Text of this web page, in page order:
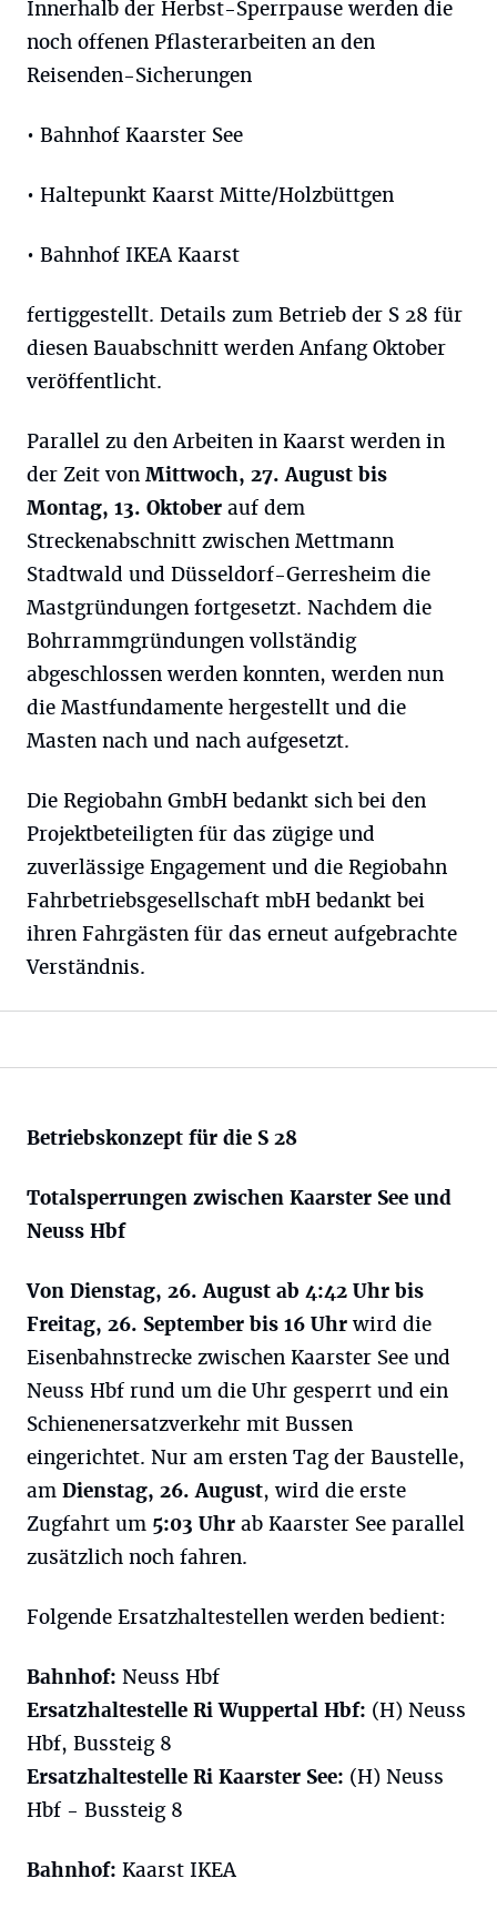
Innerhalb der Herbst-Sperrpause werden die
noch offenen Pflasterarbeiten an den
Reisenden-Sicherungen
• Bahnhof Kaarster See
• Haltepunkt Kaarst Mitte/Holzbüttgen
• Bahnhof IKEA Kaarst
fertiggestellt. Details zum Betrieb der S 28 für
diesen Bauabschnitt werden Anfang Oktober
veröffentlicht.
Parallel zu den Arbeiten in Kaarst werden in
der Zeit von Mittwoch, 27. August bis
Montag, 13. Oktober auf dem
Streckenabschnitt zwischen Mettmann
Stadtwald und Düsseldorf-Gerresheim die
Mastgründungen fortgesetzt. Nachdem die
Bohrrammgründungen vollständig
abgeschlossen werden konnten, werden nun
die Mastfundamente hergestellt und die
Masten nach und nach aufgesetzt.
Die Regiobahn GmbH bedankt sich bei den
Projektbeteiligten für das zügige und
zuverlässige Engagement und die Regiobahn
Fahrbetriebsgesellschaft mbH bedankt bei
ihren Fahrgästen für das erneut aufgebrachte
Verständnis.
Betriebskonzept für die S 28
Totalsperrungen zwischen Kaarster See und
Neuss Hbf
Von Dienstag, 26. August ab 4:42 Uhr bis
Freitag, 26. September bis 16 Uhrwird die
Eisenbahnstrecke zwischen Kaarster See und
Neuss Hbf rund um die Uhr gesperrt und ein
Schienenersatzverkehr mit Bussen
eingerichtet. Nur am ersten Tag der Baustelle,
am Dienstag, 26. August, wird die erste
Zugfahrt um 5:03 Uhr ab Kaarster See parallel
zusätzlich noch fahren.
Folgende Ersatzhaltestellen werden bedient:
Bahnhof: Neuss Hbf
Ersatzhaltestelle Ri Wuppertal Hbf: (H) Neuss
Hbf, Bussteig 8
Ersatzhaltestelle Ri Kaarster See: (H) Neuss
Hbf - Bussteig 8
Bahnhof: Kaarst IKEA